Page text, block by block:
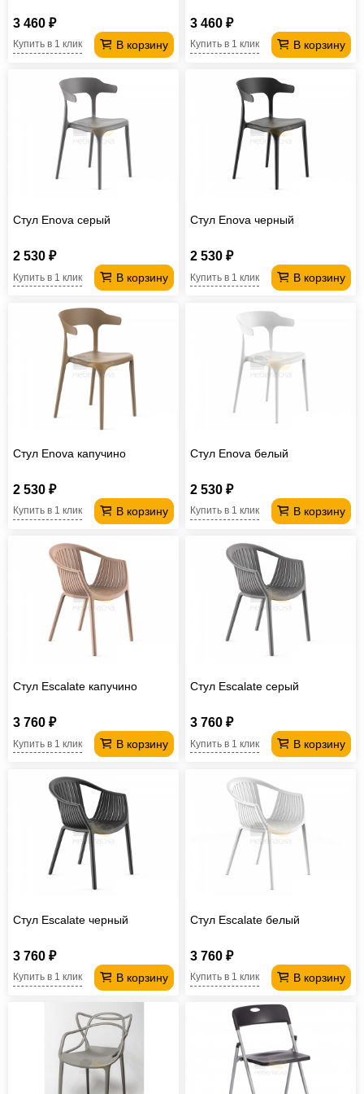
3 460 ₽
В корзину
Купить в 1 клик
3 460 ₽
В корзину
Купить в 1 клик
Стул Enova серый
2 530 ₽
В корзину
Купить в 1 клик
Стул Enova черный
2 530 ₽
В корзину
Купить в 1 клик
Стул Enova капучино
2 530 ₽
В корзину
Купить в 1 клик
Стул Enova белый
2 530 ₽
В корзину
Купить в 1 клик
Стул Escalate капучино
3 760 ₽
В корзину
Купить в 1 клик
Стул Escalate серый
3 760 ₽
В корзину
Купить в 1 клик
Стул Escalate черный
3 760 ₽
В корзину
Купить в 1 клик
Стул Escalate белый
3 760 ₽
В корзину
Купить в 1 клик